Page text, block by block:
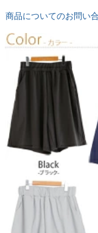
商品についてのお問い